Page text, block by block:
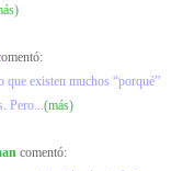
existen muchos “porqué”
Pero...(más)
comentó: